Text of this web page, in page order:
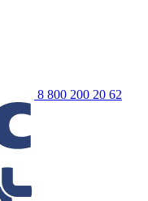
8 800 200 20 62